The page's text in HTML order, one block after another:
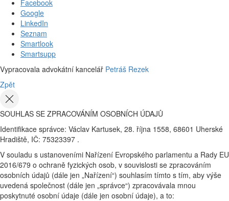
Facebook
Google
LinkedIn
Seznam
Smartlook
Smartsupp
Vypracovala advokátní kancelář Petráš Rezek
Zpět
SOUHLAS SE ZPRACOVÁNÍM OSOBNÍCH ÚDAJŮ
Identifikace správce: Václav Kartusek, 28. října 1558, 68601 Uherské
Hradiště, IČ: 75323397 .
V souladu s ustanoveními Nařízení Evropského parlamentu a Rady EU
2016/679 o ochraně fyzických osob, v souvislosti se zpracováním
osobních údajů (dále jen „Nařízení“) souhlasím tímto s tím, aby výše
uvedená společnost (dále jen „správce“) zpracovávala mnou
poskytnuté osobní údaje (dále jen osobní údaje), a to: